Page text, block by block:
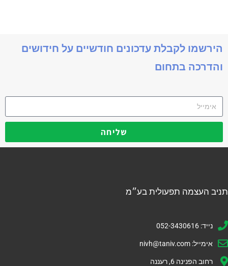
הירשמו לקבלת עדכונים חודשיים על חידושים
והדרכה בתחום
שליחה
תניב העצמה תפעולית בע״מ
נייד: 052-3430616
אימייל: nivh@taniv.com
רחוב הפנינה 6, רעננה